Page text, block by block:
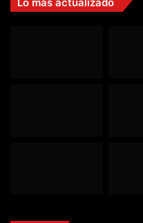
Lo más actualizado